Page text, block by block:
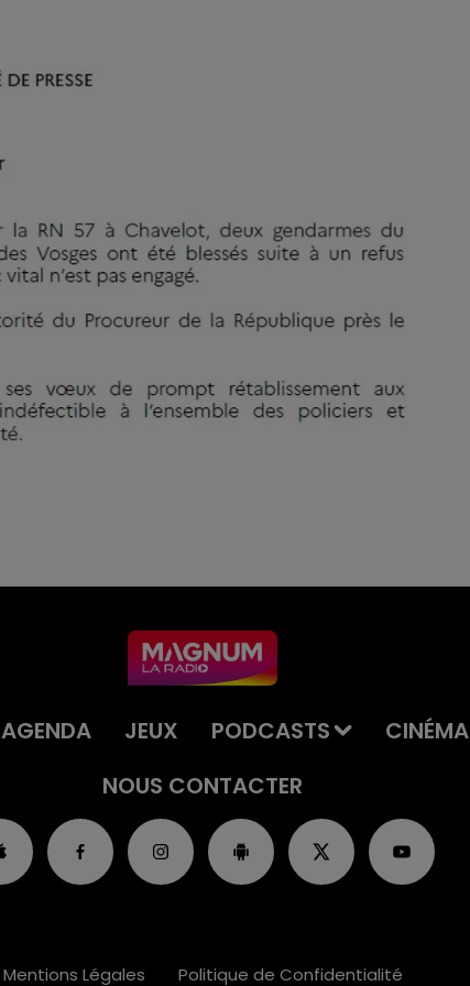
AGENDA JEUX PODCASTS CINÉMA
NOUS CONTACTER
Mentions Légales Politique de Confidentialité